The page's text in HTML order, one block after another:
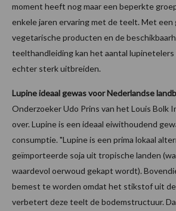
moment heeft nog maar een beperkte
enkele jaren ervaring met de teelt. Met een
vegetarische producten en de
teelthandleiding kan het aantal lupinetelers
echter sterk uitbreiden.
Lupine ideaal gewas voor Nederlandse
Onderzoeker Udo Prins van het Louis Bolk
over. Lupine is een ideaal eiwithoudend
consumptie. "Lupine is een prima lokaal
geïmporteerde soja uit tropische landen
waardevol oerwoud gekapt wordt).
bemest te worden omdat het stikstof uit
verbetert deze teelt de bodemstructuur.